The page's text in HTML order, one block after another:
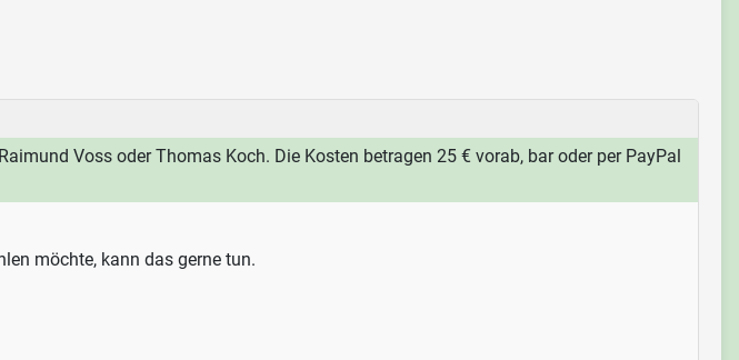
Voss oder Thomas Koch. Die Kosten betragen 25 € vorab, bar oder per PayPal
möchte, kann das gerne tun.